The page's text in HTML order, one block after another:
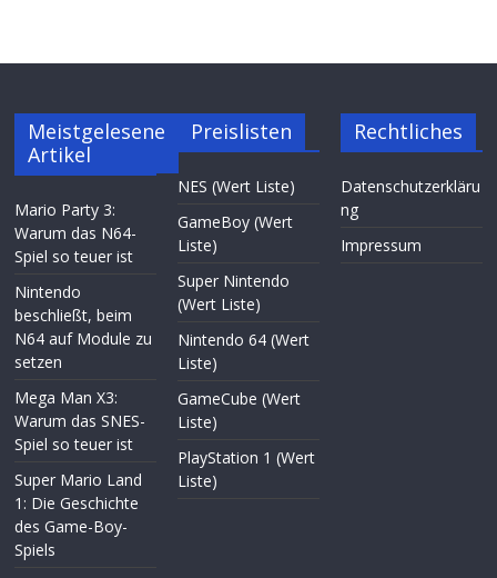
Meistgelesene
Artikel
Mario Party 3:
Warum das N64-
Spiel so teuer ist
Nintendo
beschließt, beim
N64 auf Module zu
setzen
Mega Man X3:
Warum das SNES-
Spiel so teuer ist
Super Mario Land
1: Die Geschichte
des Game-Boy-
Spiels
Preislisten
NES (Wert Liste)
GameBoy (Wert
Liste)
Super Nintendo
(Wert Liste)
Nintendo 64 (Wert
Liste)
GameCube (Wert
Liste)
PlayStation 1 (Wert
Liste)
Rechtliches
Datenschutzerkläru
ng
Impressum